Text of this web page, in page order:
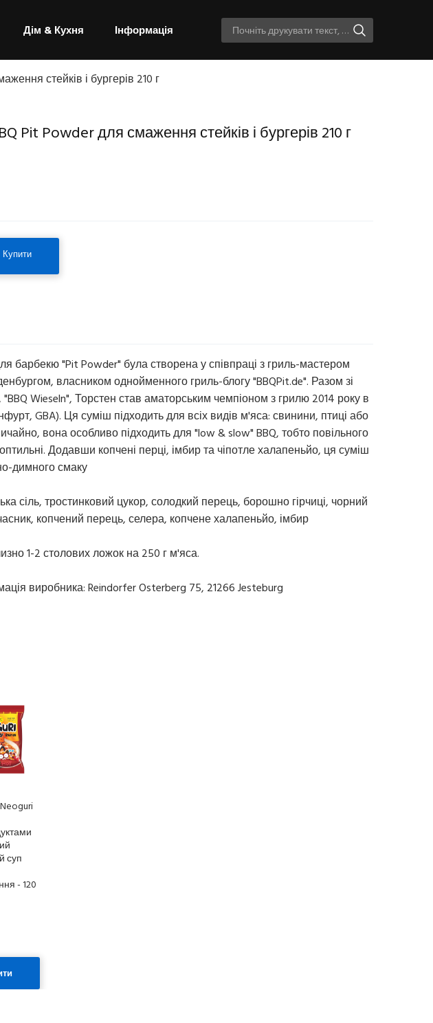
Дім & Кухня Інформація
стейків і бургерів 210 г
Pit Powder для смаження стейків і бургерів 210 г
Купити
барбекю "Pit Powder" була створена у співпраці з гриль-мастером
власником однойменного гриль-блогу "BBQPit.de". Разом зі
Wieseln", Торстен став аматорським чемпіоном з грилю 2014 року в
GBA). Ця суміш підходить для всіх видів м'яса: свинини, птиці або
вона особливо підходить для "low & slow" BBQ, тобто повільного
Додавши копчені перці, імбир та чіпотле халапеньйо, ця суміш
димного смаку
сіль, тростинковий цукор, солодкий перець, борошно гірчиці, чорний
копчений перець, селера, копчене халапеньйо, імбир
1-2 столових ложок на 250 г м'яса.
виробника: Reindorfer Osterberg 75, 21266 Jesteburg
суп
- 120